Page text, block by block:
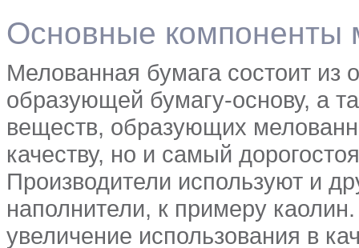
Основные компоненты
Мелованная бумага состоит
образующей бумагу-основу, а
веществ, образующих
качеству, но и самый
Производители используют и
наполнители, к примеру
увеличение использования в